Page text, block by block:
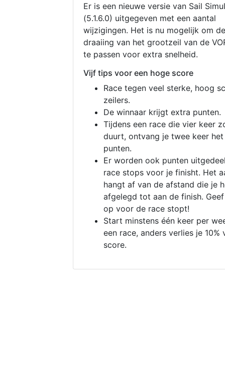
Er is een nieuwe versie van Sail
(5.1.6.0) uitgegeven met een aantal
wijzigingen. Het is nu mogelijk om de
draaiing van het grootzeil van de
te passen voor extra snelheid.
Vijf tips voor een hoge score
Race tegen veel sterke, hoog
zeilers.
De winnaar krijgt extra punten.
Tijdens een race die vier keer
duurt, ontvang je twee keer
punten.
Er worden ook punten
race stops voor je finisht. Het
hangt af van de afstand die je
afgelegd tot aan de finish.
op voor de race stopt!
Start minstens één keer per
een race, anders verlies je 10%
score.